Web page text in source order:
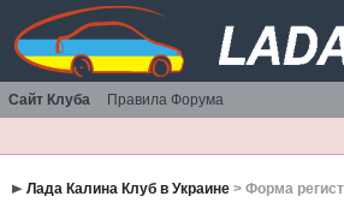
Сайт Клуба Правила Форума
Лада Калина Клуб в Украине> Форма